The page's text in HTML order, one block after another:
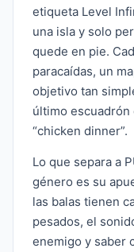
etiqueta Level
una isla y solo
quede en pie.
paracaídas, un
objetivo tan
último escuadrón
“chicken dinner”.
Lo que separa a
género es su
las balas tienen
pesados, el
enemigo y saber